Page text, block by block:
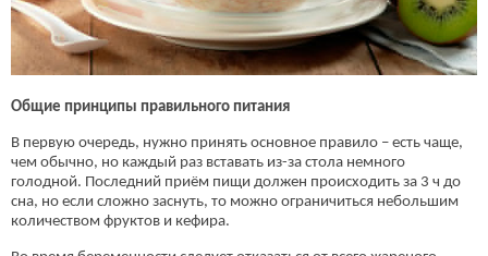
Общие принципы правильного питания
В первую очередь, нужно принять основное правило – есть чаще,
чем обычно, но каждый раз вставать из-за стола немного
голодной. Последний приём пищи должен происходить за 3 ч до
сна, но если сложно заснуть, то можно ограничиться небольшим
количеством фруктов и кефира.